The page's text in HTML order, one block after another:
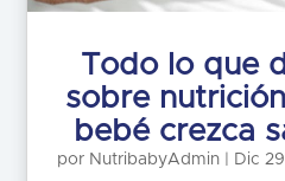
Todo lo que
sobre
bebé crezca
por NutribabyAdmin| Dic